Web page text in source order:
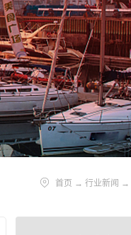
首页 → 行业新闻 →